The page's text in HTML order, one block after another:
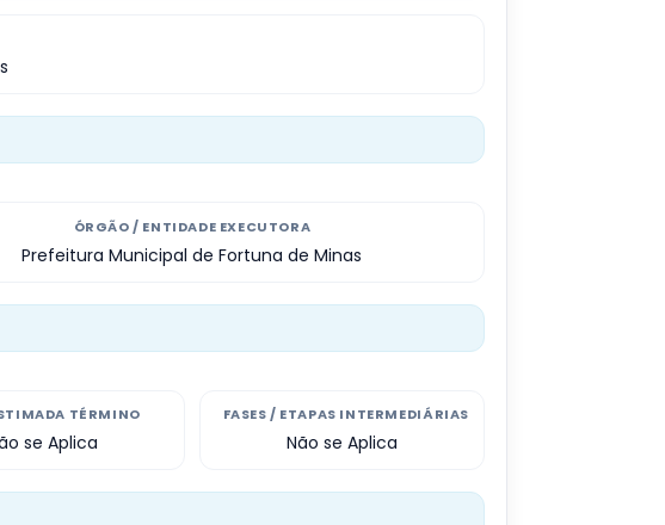
ÓRGÃO / ENTIDADE EXECUTORA
Prefeitura Municipal de Fortuna de Minas
TÉRMINO
se Aplica
FASES / ETAPAS INTERMEDIÁRIAS
Não se Aplica